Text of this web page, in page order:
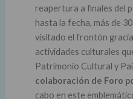
reapertura a finales del
hasta la fecha, más de
visitado el frontón
actividades culturales
Patrimonio Cultural y
colaboración de Foro
cabo en este